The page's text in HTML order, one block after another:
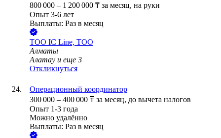
800 000 – 1 200 000 ₸ за месяц, на руки
Опыт 3-6 лет
Выплаты: Раз в месяц
ТОО IC Line, ТОО
Алматы
Алатау и еще 3
Откликнуться
Операционный координатор
300 000 – 400 000 ₸ за месяц, до вычета налогов
Опыт 1-3 года
Можно удалённо
Выплаты: Раз в месяц